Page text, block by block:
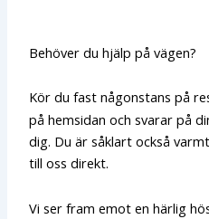
Behöver du hjälp på vägen?
Kör du fast någonstans på
på hemsidan och svarar på
dig. Du är såklart också
till oss direkt.
Vi ser fram emot en härlig